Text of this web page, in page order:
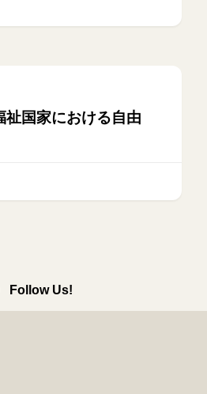
国家における自由
Follow Us!